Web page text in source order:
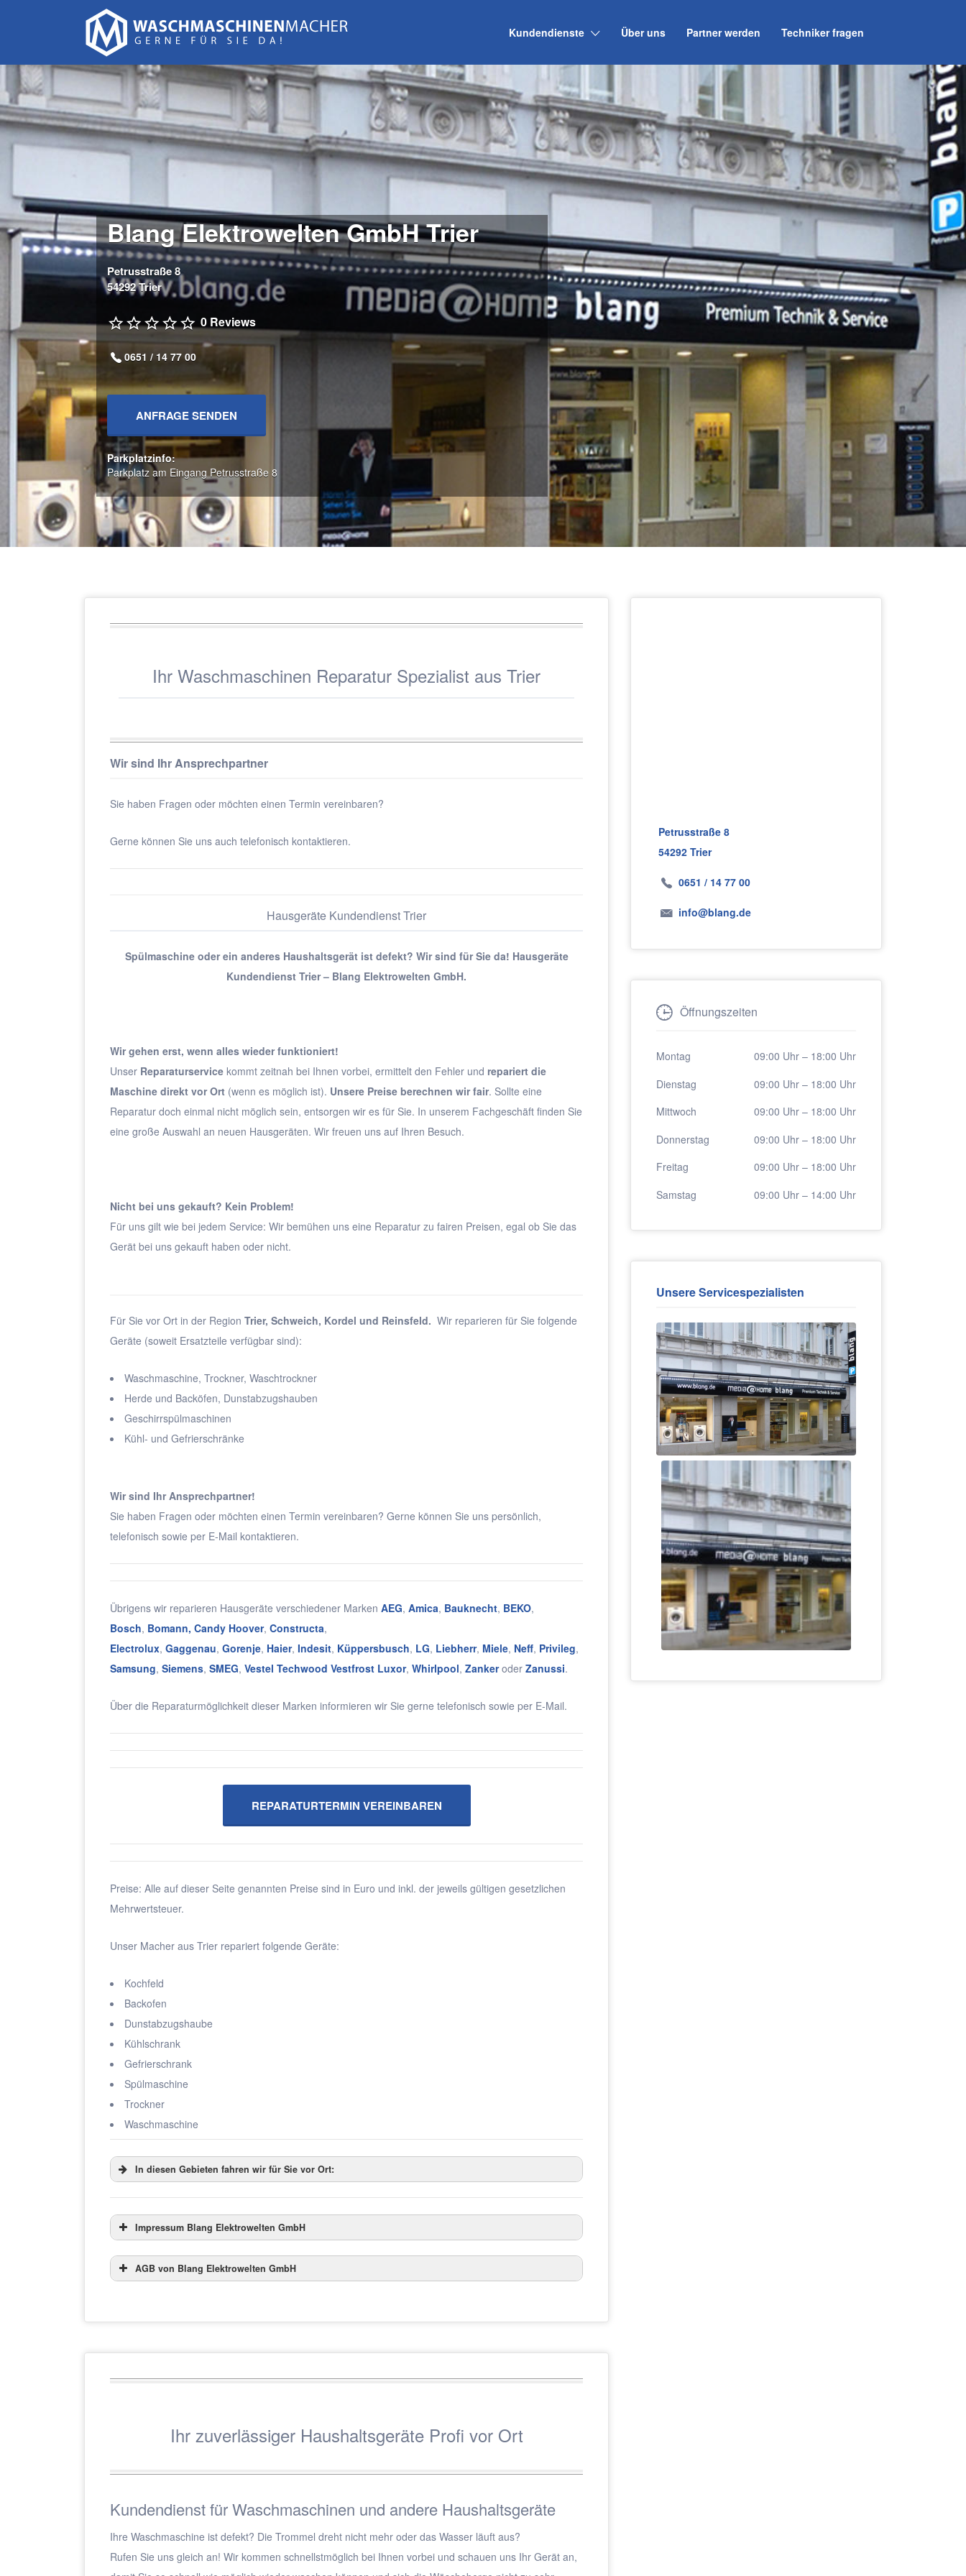
Kundendienste Über uns Partner werden Techniker fragen
Suchen
nach:
Blang Elektrowelten GmbH Trier
Petrusstraße 8
54292 Trier
0 Reviews
0651 / 14 77 00
ANFRAGE SENDEN
Parkplatzinfo:
Parkplatz am Eingang Petrusstraße 8
Ihr Waschmaschinen Reparatur Spezialist aus Trier
Wir sind Ihr Ansprechpartner
Sie haben Fragen oder möchten einen Termin vereinbaren?
Gerne können Sie uns auch telefonisch kontaktieren.
Hausgeräte Kundendienst Trier
Spülmaschine oder ein anderes Haushaltsgerät ist defekt? Wir sind für Sie da! Hausgeräte
Kundendienst Trier – Blang Elektrowelten GmbH.
Wir gehen erst, wenn alles wieder funktioniert!
Unser Reparaturservice kommt zeitnah bei Ihnen vorbei, ermittelt den Fehler und repariert die
Maschine direkt vor Ort (wenn es möglich ist). Unsere Preise berechnen wir fair. Sollte eine
Reparatur doch einmal nicht möglich sein, entsorgen wir es für Sie. In unserem Fachgeschäft finden Sie
eine große Auswahl an neuen Hausgeräten. Wir freuen uns auf Ihren Besuch.
Nicht bei uns gekauft? Kein Problem!
Für uns gilt wie bei jedem Service: Wir bemühen uns eine Reparatur zu fairen Preisen, egal ob Sie das
Gerät bei uns gekauft haben oder nicht.
Für Sie vor Ort in der Region Trier, Schweich, Kordel und Reinsfeld. Wir reparieren für Sie folgende
Geräte (soweit Ersatzteile verfügbar sind):
Waschmaschine, Trockner, Waschtrockner
Herde und Backöfen, Dunstabzugshauben
Geschirrspülmaschinen
Kühl- und Gefrierschränke
Wir sind Ihr Ansprechpartner!
Sie haben Fragen oder möchten einen Termin vereinbaren? Gerne können Sie uns persönlich,
telefonisch sowie per E-Mail kontaktieren.
Übrigens wir reparieren Hausgeräte verschiedener Marken AEG, Amica, Bauknecht, BEKO,
Bosch, Bomann, Candy Hoover, Constructa,
Electrolux, Gaggenau, Gorenje, Haier, Indesit, Küppersbusch, LG, Liebherr, Miele, Neff, Privileg,
Samsung, Siemens, SMEG, Vestel Techwood Vestfrost Luxor, Whirlpool, Zankeroder Zanussi.
Über die Reparaturmöglichkeit dieser Marken informieren wir Sie gerne telefonisch sowie per E-Mail.
REPARATURTERMIN VEREINBAREN
Preise: Alle auf dieser Seite genannten Preise sind in Euro und inkl. der jeweils gültigen gesetzlichen
Mehrwertsteuer.
Unser Macher aus Trier repariert folgende Geräte:
Kochfeld
Backofen
Dunstabzugshaube
Kühlschrank
Gefrierschrank
Spülmaschine
Trockner
Waschmaschine
In diesen Gebieten fahren wir für Sie vor Ort:
Impressum Blang Elektrowelten GmbH
AGB von Blang Elektrowelten GmbH
Ihr zuverlässiger Haushaltsgeräte Profi vor Ort
Kundendienst für Waschmaschinen und andere Haushaltsgeräte
Ihre Waschmaschine ist defekt? Die Trommel dreht nicht mehr oder das Wasser läuft aus?
Rufen Sie uns gleich an! Wir kommen schnellstmöglich bei Ihnen vorbei und schauen uns Ihr Gerät an,
Petrusstraße 8
54292 Trier
0651 / 14 77 00
info@blang.de
Öffnungszeiten
Montag 09:00 Uhr – 18:00 Uhr
Dienstag
09:00 Uhr – 18:00 Uhr
Mittwoch
09:00 Uhr – 18:00 Uhr
Donnerstag
09:00 Uhr – 18:00 Uhr
Freitag
09:00 Uhr – 18:00 Uhr
Samstag
09:00 Uhr – 14:00 Uhr
Unsere Servicespezialisten